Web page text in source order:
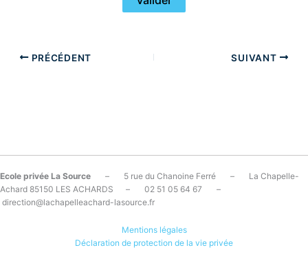
PRÉCÉDENT SUIVANT
Ecole privée La Source – 5 rue du Chanoine Ferré – La Chapelle-
Achard 85150 LES ACHARDS – 02 51 05 64 67 –
direction@lachapelleachard-lasource.fr
Mentions légales
Déclaration de protection de la vie privée